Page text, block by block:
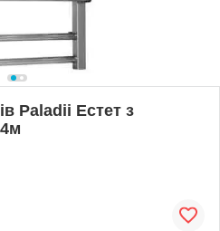
Paladii Естет з